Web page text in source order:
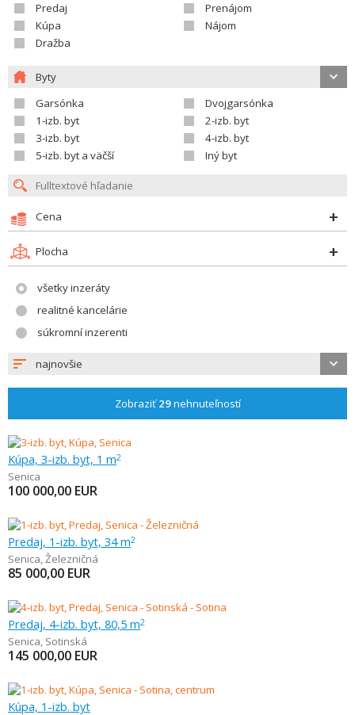
Predaj
Prenájom
Kúpa
Nájom
Dražba
Byty
Garsónka
Dvojgarsónka
1-izb. byt
2-izb. byt
3-izb. byt
4-izb. byt
5-izb. byt a väčší
Iný byt
Cena
Plocha
všetky inzeráty
realitné kancelárie
súkromní inzerenti
najnovšie
Zobraziť29nehnuteľností
Kúpa, 3-izb. byt, 1 m2
Senica
100 000,00 EUR
Predaj, 1-izb. byt, 34 m2
Senica,Železničná
85 000,00 EUR
Predaj, 4-izb. byt, 80,5 m2
Senica, Sotinská
145 000,00 EUR
Kúpa, 1-izb. byt